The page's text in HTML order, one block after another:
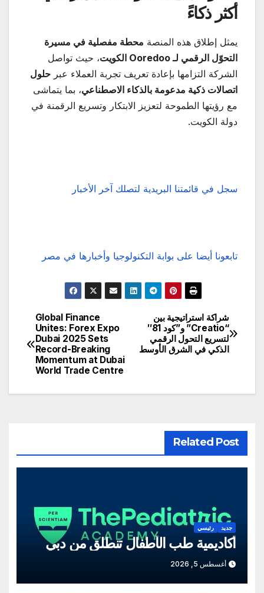
أكثر ذكاءً
يمثل إطلاق هذه المنصة محطة مفصلية في مسيرة
التحوّل الرقمي لـOoredoo الكويت، حيث تواصل
الشركة التزامها بإعادة تعريف تجربة العملاء عبر حلول
اتصالات ذكية مدعومة بالذكاء الاصطناعي، بما يتماشى
مع رؤيتها الطموحة لتعزيز الابتكار وتسريع الرقمنة في
دولة الكويت.
سجل في قائمتنا البريدية لتصلك آخر الأخبار
تابعونا أيضا على بوابة التكنولوجيا وأخبارها في مصر
تصفّح
المقالات
Global Finance
Unites: Forex Expo
Dubai 2025 Sets
Record-Breaking
Momentum at Dubai
World Trade Centre
شراكة استراتيجية بين
“Creatio” و”كود 81″
لتسريع التحول الرقمي
الذكي في الشرق الأوسط
Related Post
جديد رئيسي
أكاديمية طب الأطفال تنطلق من دبي
أغسطس 5, 2026